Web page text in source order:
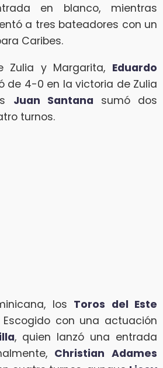
en blanco, mientras
a tres bateadores con un
Caribes.
Zulia y Margarita, Eduardo
de 4-0 en la victoria de Zulia
Juan Santana sumó dos
turnos.
los Toros del Este
con una actuación
, quien lanzó una entrada
Christian Adames